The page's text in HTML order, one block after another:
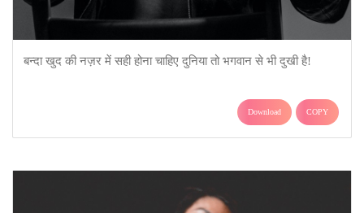
बन्दा खुद की नज़र में सही होना चाहिए दुनिया तो भगवान से भी दुखी है!
Download COPY